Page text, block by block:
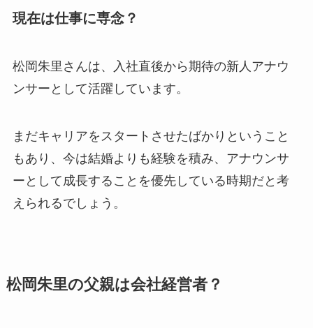
現在は仕事に専念？
松岡朱里さんは、入社直後から期待の新人アナウ
ンサーとして活躍しています。
まだキャリアをスタートさせたばかりということ
もあり、今は結婚よりも経験を積み、アナウンサ
ーとして成長することを優先している時期だと考
えられるでしょう。
松岡朱里の父親は会社経営者？